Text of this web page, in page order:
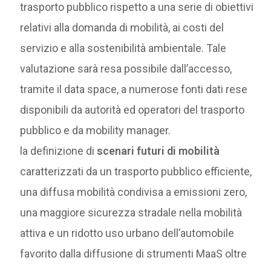
trasporto pubblico rispetto a una serie di obiettivi
relativi alla domanda di mobilità, ai costi del
servizio e alla sostenibilità ambientale. Tale
valutazione sarà resa possibile dall’accesso,
tramite il data space, a numerose fonti dati rese
disponibili da autorità ed operatori del trasporto
pubblico e da mobility manager.
la definizione discenari futuri di mobilità
caratterizzati da un trasporto pubblico efficiente,
una diffusa mobilità condivisa a emissioni zero,
una maggiore sicurezza stradale nella mobilità
attiva e un ridotto uso urbano dell’automobile
favorito dalla diffusione di strumenti MaaS oltre